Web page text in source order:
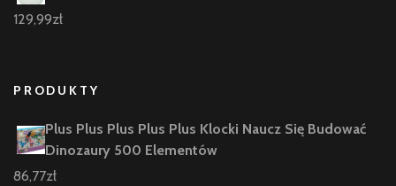
129,99zł
PRODUKTY
Plus Plus Plus Plus Plus Klocki Naucz Się Budować
Dinozaury 500 Elementów
86,77zł